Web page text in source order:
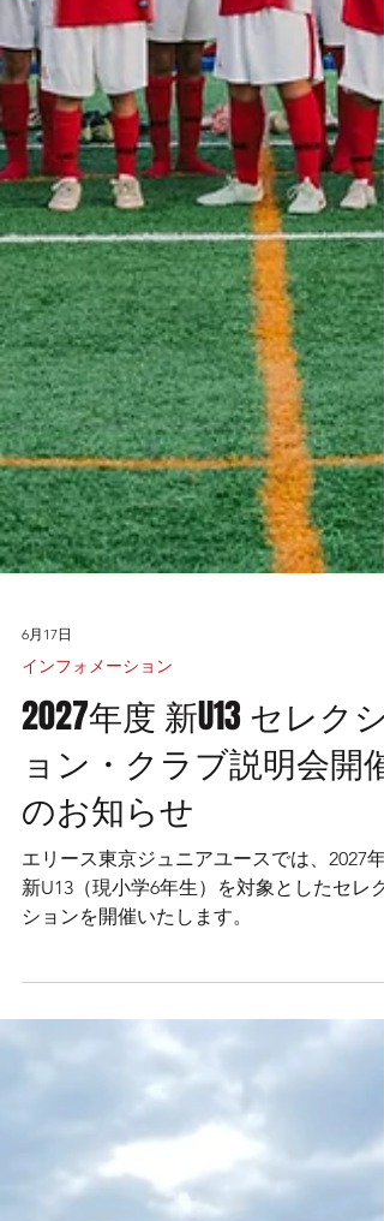
インフォメーション
2027年度 新U13 セレクシ
ョン・クラブ説明会開催
のお知らせ
エリース東京ジュニアユースでは、2027年